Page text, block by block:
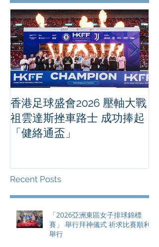
香港足球盛會2026 壓軸大戰
祖雲達斯挫車路士 成功捧起
「健絡通盃」
Recent Posts
「2026亞洲東區女子排球錦標
賽」 舉行拜神儀式 祈求比賽順利
舉行